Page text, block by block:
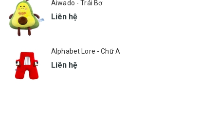
Aiwado - Trái Bơ
Liên hệ
Alphabet Lore - Chữ A
Liên hệ